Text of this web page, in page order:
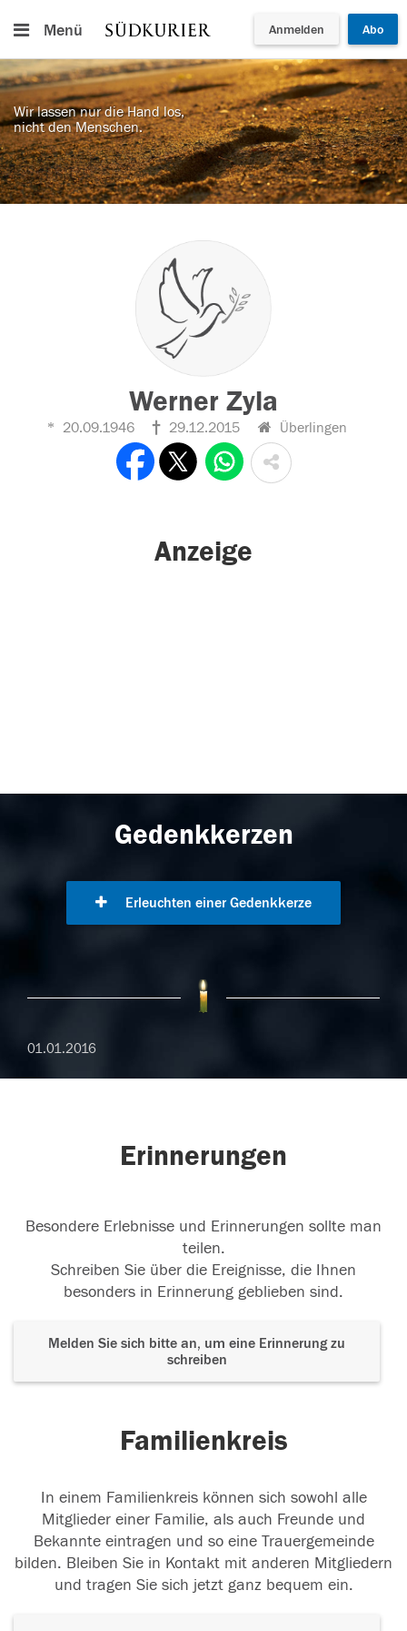
Menü Anmelden Abo
Wir lassen nur die Hand los,
nicht den Menschen.
Werner Zyla
20.09.1946 29.12.2015 Überlingen
Anzeige
Gedenkkerzen
Erleuchten einer Gedenkkerze
01.01.2016
Erinnerungen
Besondere Erlebnisse und Erinnerungen sollte man
teilen.
Schreiben Sie über die Ereignisse, die Ihnen
besonders in Erinnerung geblieben sind.
Melden Sie sich bitte an, um eine Erinnerung zu
schreiben
Familienkreis
In einem Familienkreis können sich sowohl alle
Mitglieder einer Familie, als auch Freunde und
Bekannte eintragen und so eine Trauergemeinde
bilden. Bleiben Sie in Kontakt mit anderen Mitgliedern
und tragen Sie sich jetzt ganz bequem ein.